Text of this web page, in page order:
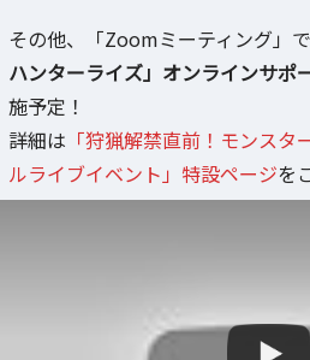
その他、「Zoomミーティング」
ハンターライズ」オンラインサポ
施予定！
詳細は 「狩猟解禁直前！モンス
ルライブイベント」特設ページを